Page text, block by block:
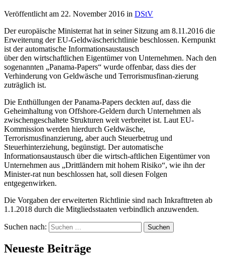
Veröffentlicht am 22. November 2016 in DStV
Der europäische Ministerrat hat in seiner Sitzung am 8.11.2016 die
Erweiterung der EU-Geldwäscherichtlinie beschlossen. Kernpunkt
ist der automatische Informationsaustausch
über den wirtschaftlichen Eigentümer von Unternehmen. Nach den
sogenannten „Panama-Papers“ wurde offenbar, dass dies der
Verhinderung von Geldwäsche und Terrorismusfinan-zierung
zuträglich ist.
Die Enthüllungen der Panama-Papers deckten auf, dass die
Geheimhaltung von Offshore-Geldern durch Unternehmen als
zwischengeschaltete Strukturen weit verbreitet ist. Laut EU-
Kommission werden hierdurch Geldwäsche,
Terrorismusfinanzierung, aber auch Steuerbetrug und
Steuerhinterziehung, begünstigt. Der automatische
Informationsaustausch über die wirtsch-aftlichen Eigentümer von
Unternehmen aus „Drittländern mit hohem Risiko“, wie ihn der
Minister-rat nun beschlossen hat, soll diesen Folgen
entgegenwirken.
Die Vorgaben der erweiterten Richtlinie sind nach Inkrafttreten ab
1.1.2018 durch die Mitgliedsstaaten verbindlich anzuwenden.
Suchen nach:
Neueste Beiträge